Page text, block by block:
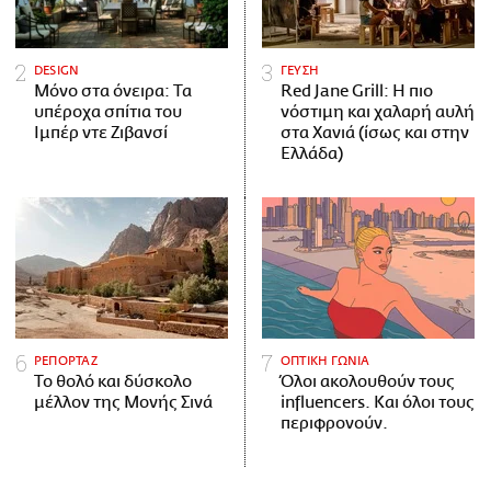
DESIGN
Μόνο στα όνειρα: Τα
υπέροχα σπίτια του
Ιμπέρ ντε Ζιβανσί
ΓΕΥΣΗ
Red Jane Grill: Η πιο
νόστιμη και χαλαρή αυλή
στα Χανιά (ίσως και στην
Ελλάδα)
ΡΕΠΟΡΤΑΖ
Το θολό και δύσκολο
μέλλον της Μονής Σινά
ΟΠΤΙΚΗ ΓΩΝΙΑ
Όλοι ακολουθούν τους
influencers. Και όλοι τους
περιφρονούν.